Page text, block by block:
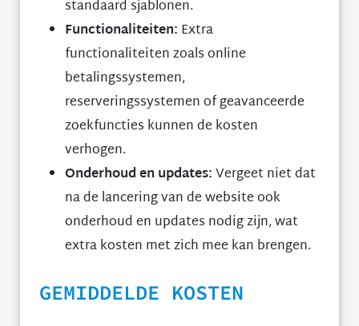
standaard sjablonen.
Functionaliteiten: Extra
functionaliteiten zoals online
betalingssystemen,
reserveringssystemen of geavanceerde
zoekfuncties kunnen de kosten
verhogen.
Onderhoud en updates:Vergeet niet dat
na de lancering van de website ook
onderhoud en updates nodig zijn, wat
extra kosten met zich mee kan brengen.
GEMIDDELDE KOSTEN